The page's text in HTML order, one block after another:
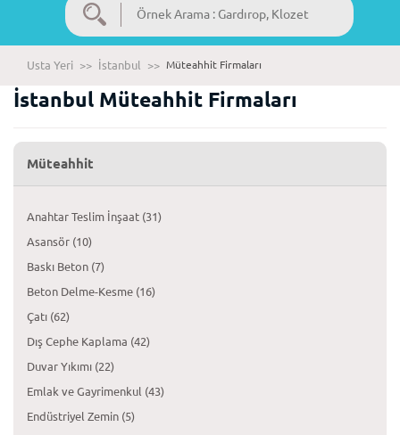
Usta Yeri >> İstanbul >> Müteahhit Firmaları
İstanbul Müteahhit Firmaları
Müteahhit
Anahtar Teslim İnşaat (31)
Asansör (10)
Baskı Beton (7)
Beton Delme-Kesme (16)
Çatı (62)
Dış Cephe Kaplama (42)
Duvar Yıkımı (22)
Emlak ve Gayrimenkul (43)
Endüstriyel Zemin (5)